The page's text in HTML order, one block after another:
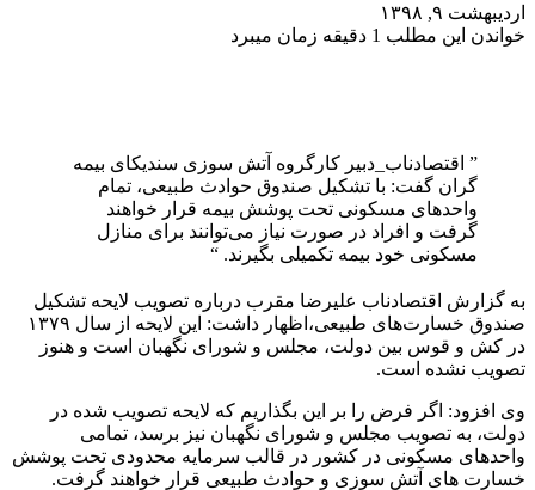
اردیبهشت ۹, ۱۳۹۸
خواندن این مطلب 1 دقیقه زمان میبرد
” اقتصادناب_دبیر کارگروه آتش سوزی سندیکای بیمه
گران گفت: با تشکیل صندوق حوادث طبیعی، تمام
واحدهای مسکونی تحت پوشش بیمه قرار خواهند
گرفت و افراد در صورت نیاز می‌توانند برای منازل
مسکونی خود بیمه تکمیلی بگیرند. “
به گزارش اقتصادناب علیرضا مقرب درباره تصویب لایحه تشکیل
صندوق خسارت‌های طبیعی،اظهار داشت: این لایحه از سال ۱۳۷۹
در کش و قوس بین دولت، مجلس و شورای نگهبان است و هنوز
تصویب نشده است.
وی افزود: اگر فرض را بر این بگذاریم که لایحه تصویب شده در
دولت، به تصویب مجلس و شورای نگهبان نیز برسد، تمامی
واحدهای مسکونی در کشور در قالب سرمایه محدودی تحت پوشش
خسارت های آتش سوزی و حوادث طبیعی قرار خواهند گرفت.